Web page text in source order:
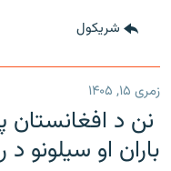
شريکول
زمری ۱۵, ۱۴۰۵
باران او سیلونو